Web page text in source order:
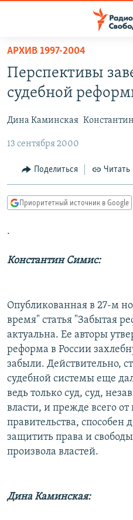
упрощенного
доступа
Вернуться
основному
Вернутся
главной
навигации
Вернутся
поиску
ПОДКАСТЫ
АВТОРСКИЕ ПРОЕКТЫ
ЦИТАТЫ СВОБОДЫ
МНЕНИЯ
КУЛЬТУРА
IDEL.РЕАЛИИ
КАВКАЗ.РЕАЛИИ
СОЦИАЛЬНЫЕ СЕТИ
Все сайты РСЕ/РС
АРХИВ 1997-2004
Перспективы
судебной
Дина Каминская
13 сентября 2000
Поделиться Читать
Приоритетный источник в Google
.
Константин Симис:
Опубликованная в 27-м
время" статья "Забытая
актуальна. Ее авторы
реформа в России
забыли. Действительно,
судебной системы еще
ведь только суд, суд,
власти, и прежде всего
правительства, способен
защитить права и
произвола властей.
Дина Каминская: